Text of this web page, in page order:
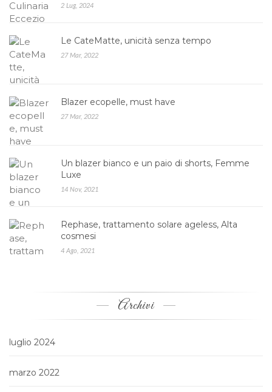
2 Lug, 2024
Le CateMatte, unicità senza tempo
27 Mar, 2022
Blazer ecopelle, must have
27 Mar, 2022
Un blazer bianco e un paio di shorts, Femme
Luxe
14 Nov, 2021
Rephase, trattamento solare ageless, Alta
cosmesi
4 Ago, 2021
Archivi
luglio 2024
marzo 2022